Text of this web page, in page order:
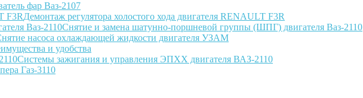
фар Ваз-2107
Демонтаж регулятора холостого хода двигателя RENAULT F3R
Снятие и замена шатунно-поршневой группы (ШПГ) двигателя Ваз-2110
насоса охлаждающей жидкости двигателя УЗАМ
и удобства
Системы зажигания и управления ЭПХХ двигателя ВАЗ-2110
Газ-3110